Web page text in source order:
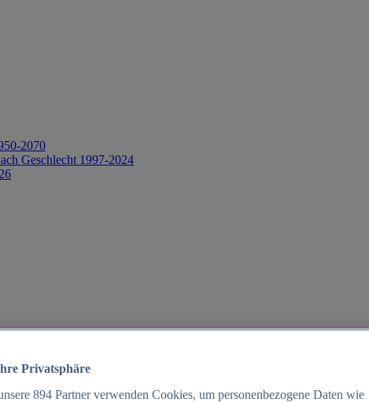
2070
Geschlecht 1997-2024
Privatsphäre
894 Partner verwenden Cookies, um personenbezogene Daten wie